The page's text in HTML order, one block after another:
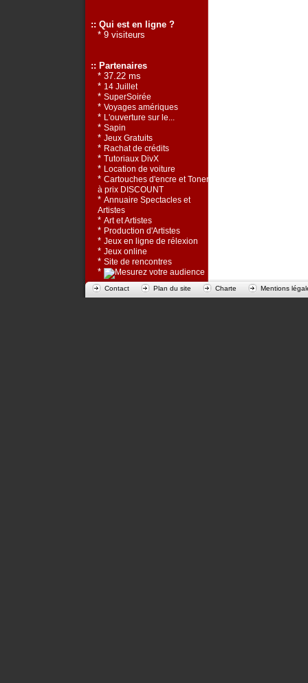
:: Qui est en ligne ?
* 9 visiteurs
:: Partenaires
* 37.22 ms
* 14 Juillet
* SuperSoirée
* Voyages amériques
* L'ouverture sur le...
* Sapin
* Jeux Gratuits
* Rachat de crédits
* Tutoriaux DivX
* Location de voiture
* Cartouches d'encre et Toners
à prix DISCOUNT
* Annuaire Spectacles et
Artistes
* Art et Artistes
* Production d'Artistes
* Jeux en ligne de rélexion
* Jeux online
* Site de rencontres
*
Contact Plan du site Charte Mentions